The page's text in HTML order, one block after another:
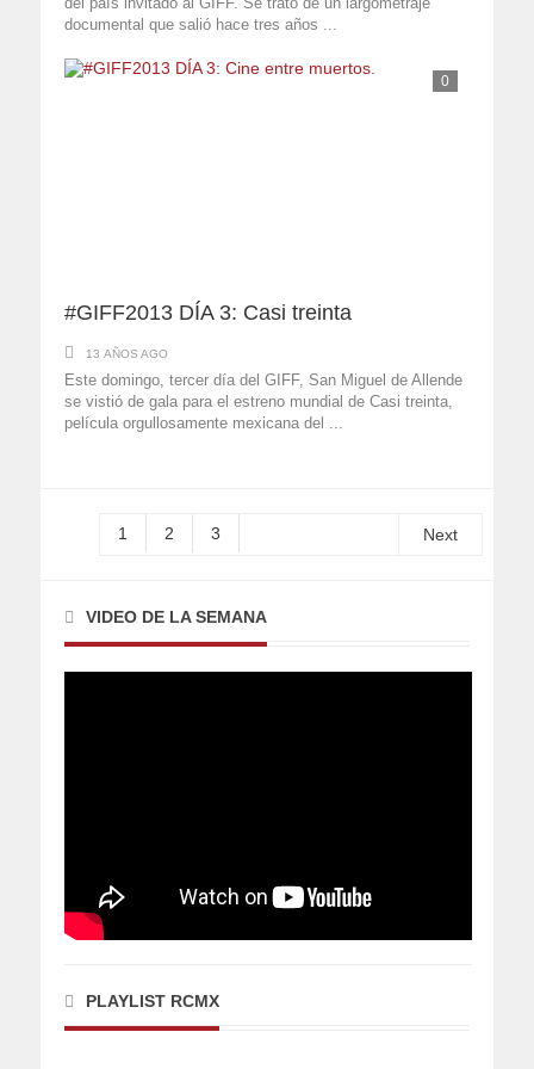
documental que salió hace tres años ...
0
#GIFF2013 DÍA 3: Casi treinta
13 AÑOS AGO
Este domingo, tercer día del GIFF, San Miguel de Allende
se vistió de gala para el estreno mundial de Casi treinta,
película orgullosamente mexicana del ...
1 2 3 Next
VIDEO DE LA SEMANA
PLAYLIST RCMX